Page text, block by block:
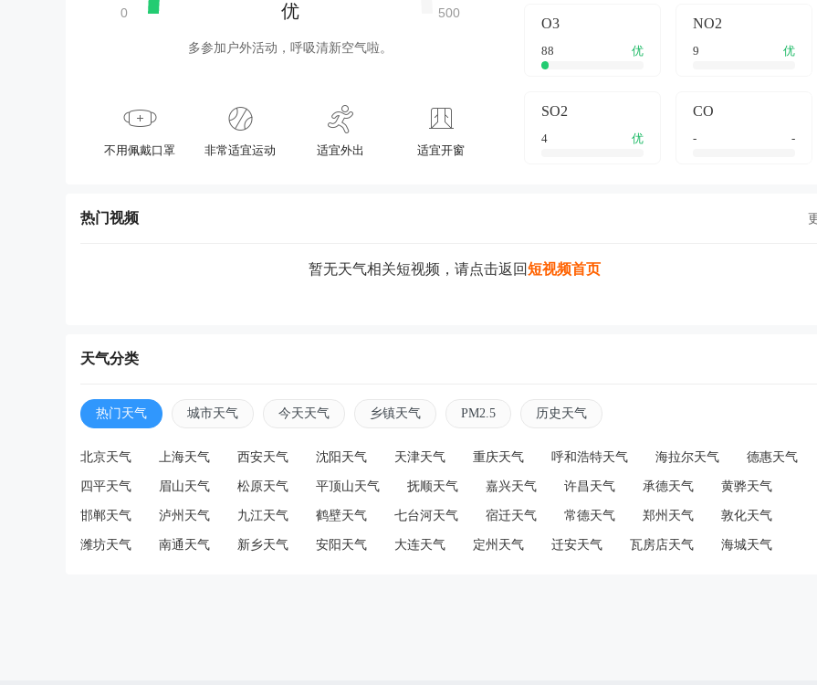
优
多参加户外活动，呼吸清新空气啦。
不用佩戴口罩 非常适宜运动 适宜外出 适宜开窗
O3
88 优
NO2
9 优
SO2
4 优
CO
- -
热门视频
暂无天气相关短视频，请点击返回短视频首页
天气分类
热门天气 城市天气 今天天气 乡镇天气 PM2.5 历史天气
北京天气 上海天气 西安天气 沈阳天气 天津天气 重庆天气 呼和浩特天气 海拉尔天气 德惠天气
四平天气 眉山天气 松原天气 平顶山天气 抚顺天气 嘉兴天气 许昌天气 承德天气 黄骅天气
邯郸天气 泸州天气 九江天气 鹤壁天气 七台河天气 宿迁天气 常德天气 郑州天气 敦化天气
潍坊天气 南通天气 新乡天气 安阳天气 大连天气 定州天气 迁安天气 瓦房店天气 海城天气